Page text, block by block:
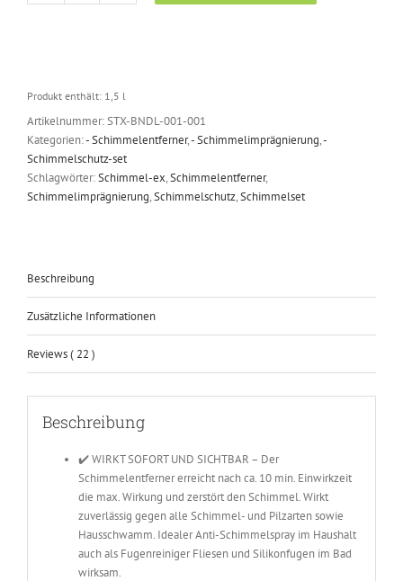
Komplettset
um
dauerhaft
Schimmelfrei
zu
sein.
Produkt enthält: 1,5 l
Artikelnummer:STX-BNDL-001-001
Kategorien:- Schimmelentferner,- Schimmelimprägnierung,-
Schimmelschutz-set
Schlagwörter:Schimmel-ex,Schimmelentferner,
Schimmelimprägnierung,Schimmelschutz,Schimmelset
Beschreibung
Zusätzliche Informationen
Reviews ( 22 )
Beschreibung
✔️ WIRKT SOFORT UND SICHTBAR – Der
Schimmelentferner erreicht nach ca. 10 min. Einwirkzeit
die max. Wirkung und zerstört den Schimmel. Wirkt
zuverlässig gegen alle Schimmel- und Pilzarten sowie
Hausschwamm. Idealer Anti-Schimmelspray im Haushalt
auch als Fugenreiniger Fliesen und Silikonfugen im Bad
wirksam.